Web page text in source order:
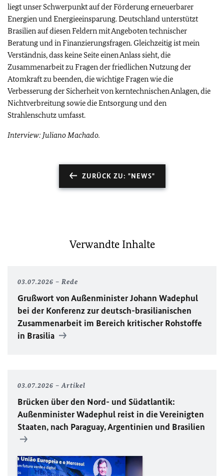
liegt unser Schwerpunkt auf der Förderung erneuerbarer
Energien und Energieeinsparung. Deutschland unterstützt
Brasilien auf diesen Feldern mit Angeboten technischer
Beratung und in Finanzierungsfragen. Gleichzeitig ist mein
Verständnis, dass keine Seite einen Anlass sieht, die
Zusammenarbeit zu Fragen der friedlichen Nutzung der
Atomkraft zu beenden, die wichtige Fragen wie die
Verbesserung der Sicherheit von kerntechnischen Anlagen, die
Nichtverbreitung sowie die Entsorgung und den
Strahlenschutz umfasst.
Interview: Juliano Machado.
ZURÜCK ZU: "NEWS"
Verwandte Inhalte
03.07.2026 Rede
Grußwort von Außenminister Johann Wadephul
bei der Konferenz zur deutsch-brasilianischen
Zusammenarbeit im Bereich kritischer Rohstoffe
in Brasilia
03.07.2026 Artikel
Brücken über den Nord- und Südatlantik:
Außenminister Wadephul reist in die Vereinigten
Staaten, nach Paraguay, Argentinien und Brasilien